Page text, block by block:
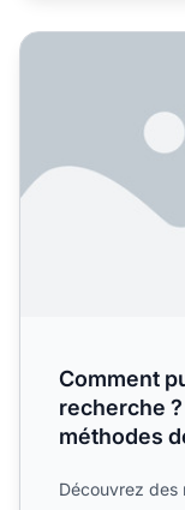
Comment puis-je
Comment
recherche
méthodes
Découvrez des